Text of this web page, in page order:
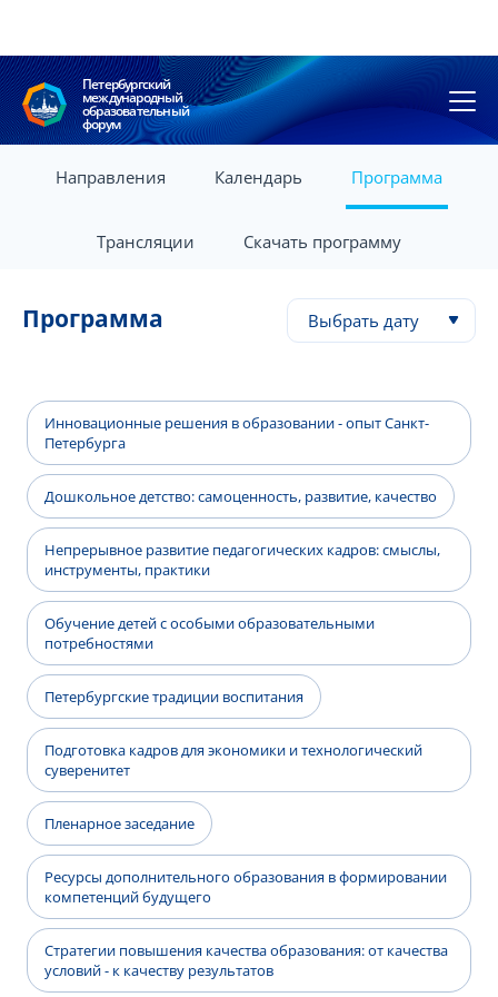
Петербургский
международный
образовательный
форум
Направления Календарь Программа
Трансляции Скачать программу
Программа Выбрать дату
Инновационные решения в образовании - опыт Санкт-
Петербурга
Дошкольное детство: самоценность, развитие, качество
Непрерывное развитие педагогических кадров: смыслы,
инструменты, практики
Обучение детей с особыми образовательными
потребностями
Петербургские традиции воспитания
Подготовка кадров для экономики и технологический
суверенитет
Пленарное заседание
Ресурсы дополнительного образования в формировании
компетенций будущего
Стратегии повышения качества образования: от качества
условий - к качеству результатов